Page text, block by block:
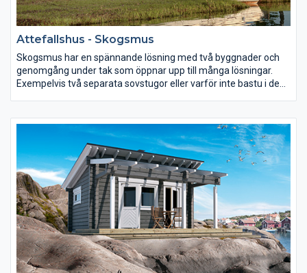
Attefallshus - Skogsmus
Skogsmus har en spännande lösning med två byggnader och
genomgång under tak som öppnar upp till många lösningar.
Exempelvis två separata sovstugor eller varför inte bastu i den